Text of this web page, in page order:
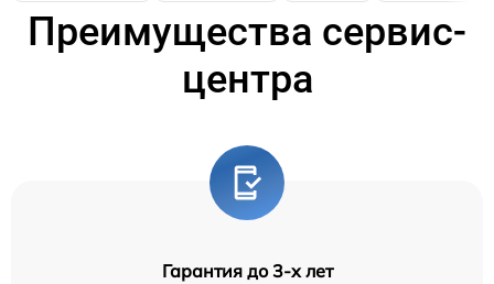
Преимущества сервис-
центра
Гарантия до 3-х лет